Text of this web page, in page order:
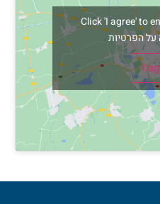
Click 'I agree' to
על הפרטיות
I
בווצאפ לקבלת ייעוץ!
הפרטים שמסרתי ייאספו, יוחזקו
ויעובדו במאגר מידע בהתאם להוראות חוק הגנת הפרטיות, התשמ"א–1981
במדיניות הפרטיות של האתר . ידוע לי
וכי עומדות לי הזכויות המוקנות לי
י